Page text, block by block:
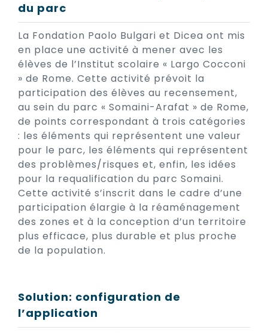
du parc
La Fondation Paolo Bulgari et Dicea ont mis
en place une activité à mener avec les
élèves de l’Institut scolaire « Largo Cocconi
» de Rome. Cette activité prévoit la
participation des élèves au recensement,
au sein du parc « Somaini-Arafat » de Rome,
de points correspondant à trois catégories
: les éléments qui représentent une valeur
pour le parc, les éléments qui représentent
des problèmes/risques et, enfin, les idées
pour la requalification du parc Somaini.
Cette activité s’inscrit dans le cadre d’une
participation élargie à la réaménagement
des zones et à la conception d’un territoire
plus efficace, plus durable et plus proche
de la population.
Solution: configuration de
l’application